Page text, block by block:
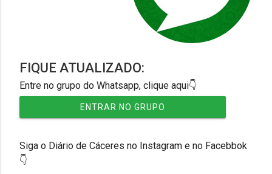
FIQUE ATUALIZADO:
Entre no grupo do Whatsapp, clique aqui👇
ENTRAR NO GRUPO
Siga o Diário de Cáceres no Instagram e no Facebbok
👇